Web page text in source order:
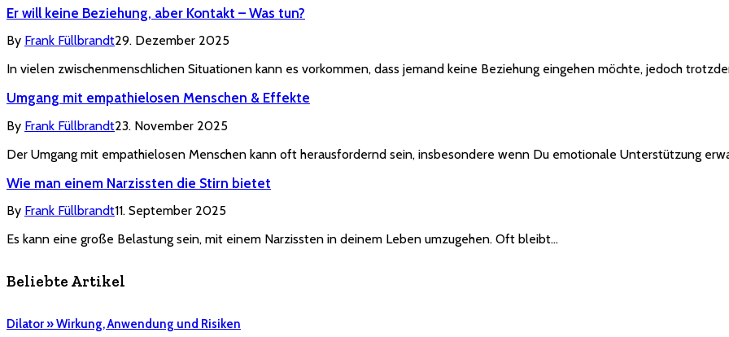
Er will keine Beziehung, aber Kontakt – Was tun?
By Frank Füllbrandt29. Dezember 2025
In vielen zwischenmenschlichen Situationen kann es vorkommen, dass jemand keine Beziehung eingehen möchte, jedoch
Umgang mit empathielosen Menschen & Effekte
By Frank Füllbrandt23. November 2025
Der Umgang mit empathielosen Menschen kann oft herausfordernd sein, insbesondere wenn Du emotionale Unterstützung
Wie man einem Narzissten die Stirn bietet
By Frank Füllbrandt11. September 2025
Es kann eine große Belastung sein, mit einem Narzissten in deinem Leben umzugehen. Oft bleibt…
Beliebte Artikel
Dilator » Wirkung, Anwendung und Risiken